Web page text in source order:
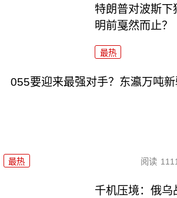
特朗普对波斯下
明前戛然而止？
最热
055要迎来最强对手？东瀛万吨新
最热 阅读
千机压境：俄乌